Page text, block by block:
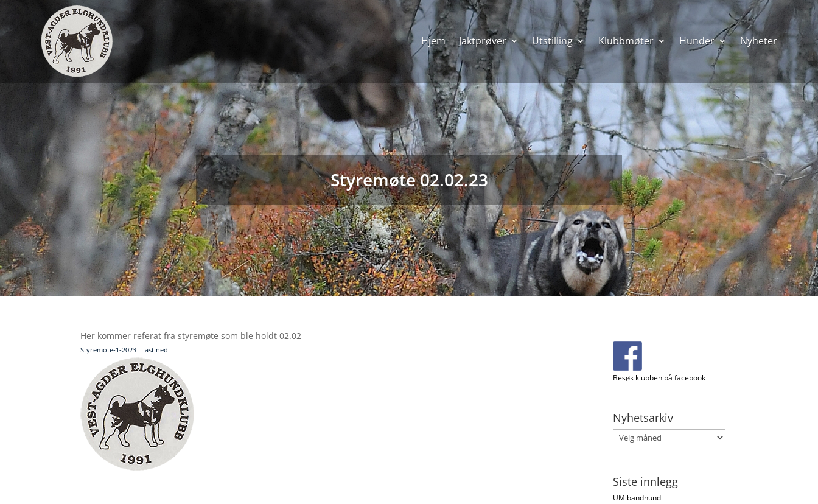
Hjem Jaktprøver Utstilling Klubbmøter Hunder Nyheter
Styremøte 02.02.23
Her kommer referat fra styremøte som ble holdt 02.02
Styremote-1-2023 Last ned
Besøk klubben på facebook
Nyhetsarkiv
Nyhetsarkiv
Siste innlegg
UM bandhund